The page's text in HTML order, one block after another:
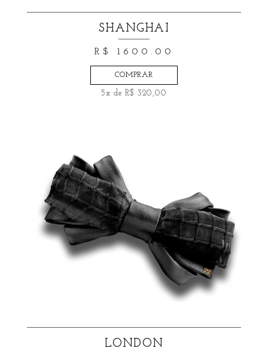
SHANGHAI
R$ 1600.00
COMPRAR
5x de R$ 320,00
LONDON